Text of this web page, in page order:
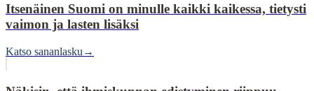
Itsenäinen Suomi on minulle kaikki kaikessa, tietysti
vaimon ja lasten lisäksi
Katso sananlasku →